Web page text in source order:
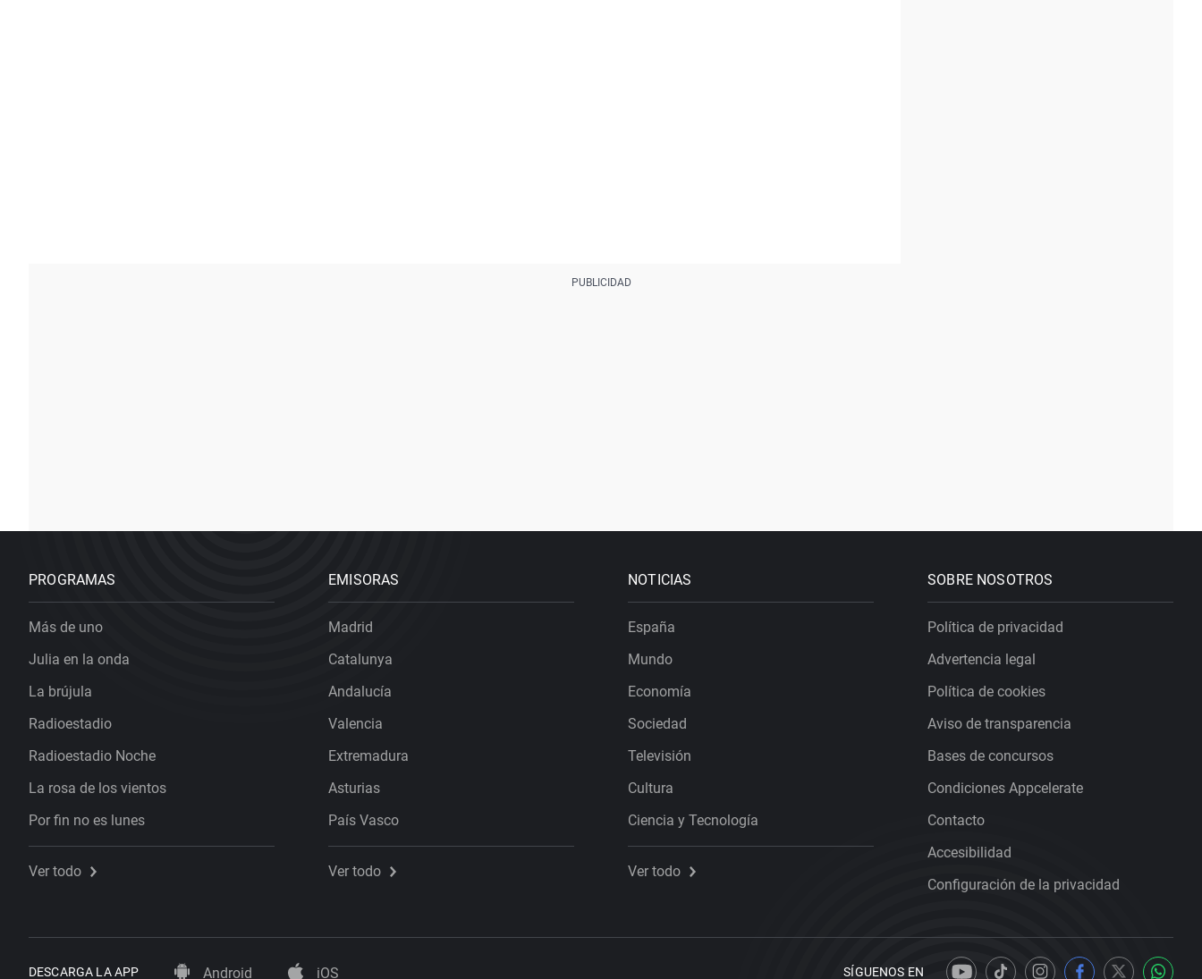
PROGRAMAS
Más de uno
Julia en la onda
La brújula
Radioestadio
Radioestadio Noche
La rosa de los vientos
Por fin no es lunes
Ver todo
EMISORAS
Madrid
Catalunya
Andalucía
Valencia
Extremadura
Asturias
País Vasco
Ver todo
NOTICIAS
España
Mundo
Economía
Sociedad
Televisión
Cultura
Ciencia y Tecnología
Ver todo
SOBRE NOSOTROS
Política de privacidad
Advertencia legal
Política de cookies
Aviso de transparencia
Bases de concursos
Condiciones Appcelerate
Contacto
Accesibilidad
Configuración de la privacidad
DESCARGA LA APP Android iOS SÍGUENOS EN